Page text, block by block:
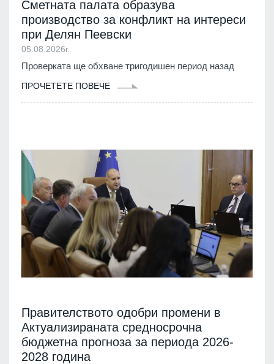
Сметната палата образува
производство за конфликт на интереси
при Делян Пеевски
05.08.2026г.
Проверката ще обхване тригодишен период назад
ПРОЧЕТЕТЕ ПОВЕЧЕ
Правителството одобри промени в
Актуализираната средносрочна
бюджетна прогноза за периода 2026-
2028 година